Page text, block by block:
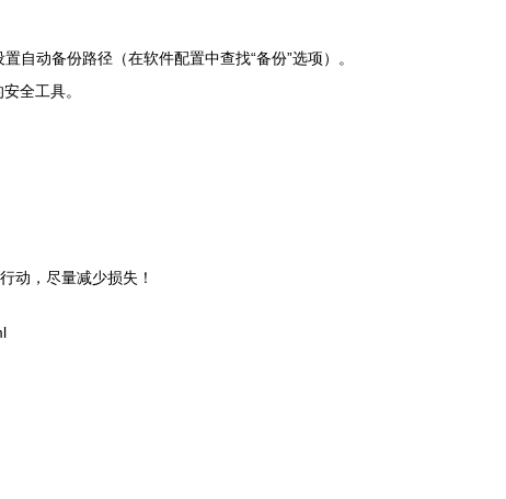
动备份路径（在软件配置中查找“备份”选项）。
全工具。
动，尽量减少损失！